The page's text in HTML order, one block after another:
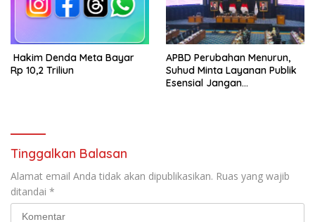
Hakim Denda Meta Bayar
Rp 10,2 Triliun
APBD Perubahan Menurun,
Suhud Minta Layanan Publik
Esensial Jangan
Tinggalkan Balasan
Alamat email Anda tidak akan dipublikasikan. Ruas yang wajib
ditandai *